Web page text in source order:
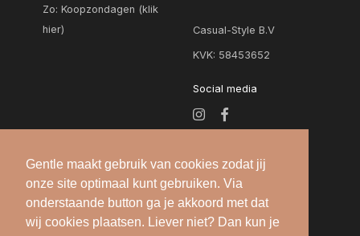
Gentle maakt gebruik van cookies zodat jij
onze site optimaal kunt gebruiken. Via
onderstaande button ga je akkoord met dat
wij cookies plaatsen. Liever niet? Dan kun je
Zo:Koopzondagen (klik
hier)
Casual-Style B.V
KVK: 58453652
Social media